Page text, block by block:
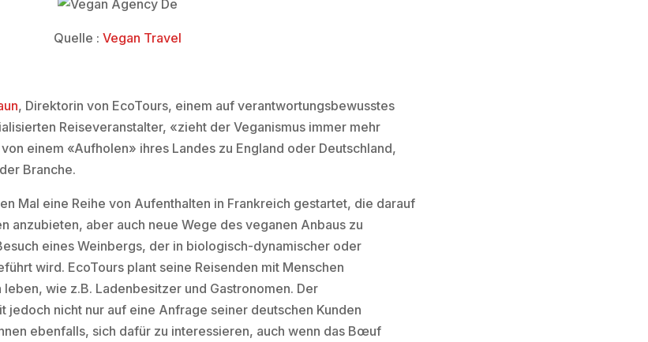
Quelle : Vegan Travel
, Direktorin von EcoTours, einem auf verantwortungsbewusstes
Reiseveranstalter, «zieht der Veganismus immer mehr
einem «Aufholen» ihres Landes zu England oder Deutschland,
Branche.
Mal eine Reihe von Aufenthalten in Frankreich gestartet, die darauf
anzubieten, aber auch neue Wege des veganen Anbaus zu
eines Weinbergs, der in biologisch-dynamischer oder
wird. EcoTours plant seine Reisenden mit Menschen
wie z.B. Ladenbesitzer und Gastronomen. Der
jedoch nicht nur auf eine Anfrage seiner deutschen Kunden
ebenfalls, sich dafür zu interessieren, auch wenn das Bœuf